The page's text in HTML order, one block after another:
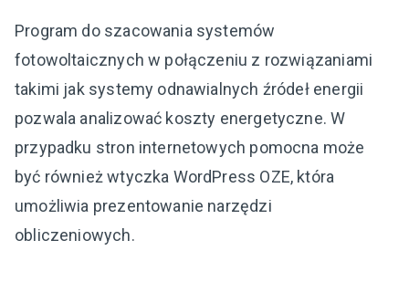
Program do szacowania systemów
fotowoltaicznych w połączeniu z rozwiązaniami
takimi jak systemy odnawialnych źródeł energii
pozwala analizować koszty energetyczne. W
przypadku stron internetowych pomocna może
być również wtyczka WordPress OZE, która
umożliwia prezentowanie narzędzi
obliczeniowych.